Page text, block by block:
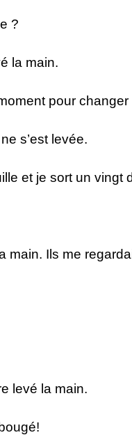
?
la main.
pour
s’est levée.
et je sort un vingt
Ils me
levé la main.